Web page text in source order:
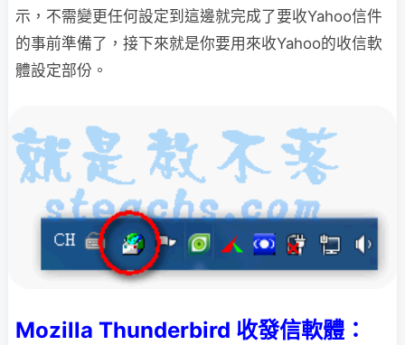
示，不需變更任何設定到這邊就完成了要收Yahoo信件
的事前準備了，接下來就是你要用來收Yahoo的收信軟
體設定部份。
Mozilla Thunderbird 收發信軟體：